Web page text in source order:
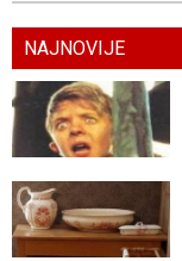
NAJNOVIJE